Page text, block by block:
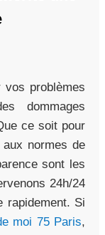
vos problèmes
dommages
ce soit pour
normes de
sont les
24h/24
rapidement. Si
moi 75 Paris,